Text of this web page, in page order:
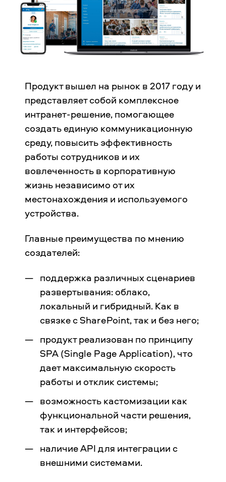
Продукт вышел на рынок в 2017 году и
представляет собой комплексное
интранет-решение, помогающее
создать единую коммуникационную
среду, повысить эффективность
работы сотрудников и их
вовлеченность в корпоративную
жизнь независимо от их
местонахождения и используемого
устройства.
Главные преимущества по мнению
создателей:
поддержка различных сценариев
развертывания: облако,
локальный и гибридный. Как в
связке с SharePoint, так и без него;
продукт реализован по принципу
SPA (Single Page Application), что
дает максимальную скорость
работы и отклик системы;
возможность кастомизации как
функциональной части решения,
так и интерфейсов;
наличие API для интеграции с
внешними системами.